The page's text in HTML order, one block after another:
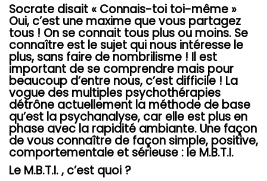
Socrate disait « Connais-toi toi-même »
Oui, c’est une maxime que vous partagez
tous ! On se connait tous plus ou moins. Se
connaître est le sujet qui nous intéresse le
plus, sans faire de nombrilisme ! Il est
important de se comprendre mais pour
beaucoup d’entre nous, c’est difficile ! La
vogue des multiples psychothérapies
détrône actuellement la méthode de base
qu’est la psychanalyse, car elle est plus en
phase avec la rapidité ambiante. Une façon
de vous connaître de façon simple, positive,
comportementale et sérieuse : le M.B.T.I.
Le M.B.T.I. , c’est quoi ?